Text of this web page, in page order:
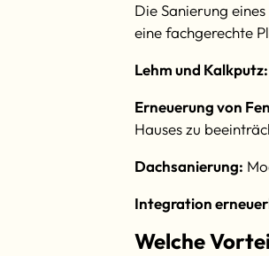
Die Sanierung
eine fachgerechte
Lehm und Kalkputz:
Erneuerung von
Hauses zu
Dachsanierung:
Integration
Welche